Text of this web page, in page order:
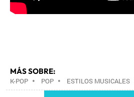
MÁS SOBRE:
K-POP • POP • ESTILOS MUSICALES